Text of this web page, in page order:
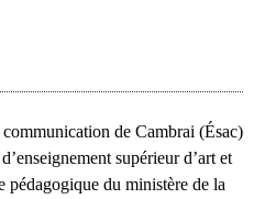
communication de Cambrai (Ésac)
supérieur d’art et
pédagogique du ministère de la